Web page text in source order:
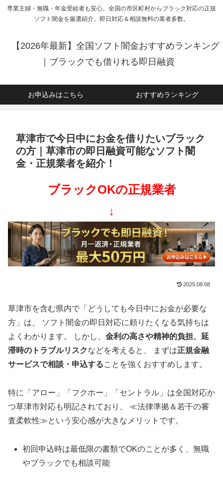
専業主婦・無職・年金受給者も安心。全国の市区町村からブラック対応の正規
ソフト闇金を厳選紹介。即日対応＆相談無料の業者多数。
【2026年最新】全国ソフト闇金おすすめランキング
｜ブラックでも借りれる即日融資
お申込みはこちら おすすめランキング
草津市で今日中にお金を借りたいブラック
の方｜草津市の即日融資可能なソフト闇
金・正規業者を紹介！
ブラックOKの正規業者
↓
2025.08.08
草津市を含む県内で「どうしても今日中にお金が必要な
方」は、 ソフト闇金の即日対応に頼りたくなる気持ちは
よくわかります。 しかし、 金利の高さや精神的負担、延
滞時のトラブルリスクなどを考えると、 まずは正規金融
サービスで相談・申込することを強くおすすめします。
特に「アロー」「フクホー」「セントラル」は全国対応か
つ草津市対応も明記されており、 ≪法律準拠＆若干の審
査柔軟性≫という安心感が大きなメリットです。
初回申込時は最低限の書類でOKのことが多く、無職
やブラックでも相談可能